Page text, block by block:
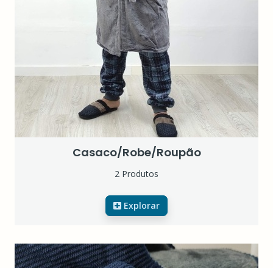
Casaco/Robe/Roupão
2 Produtos
Explorar